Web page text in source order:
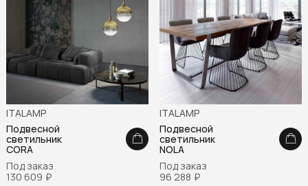
ITALAMP
Подвесной
светильник
CORA
Под заказ
130 609 ₽
ITALAMP
Подвесной
светильник
NOLA
Под заказ
96 288 ₽